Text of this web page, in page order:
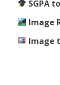
SGPA
Image
Image